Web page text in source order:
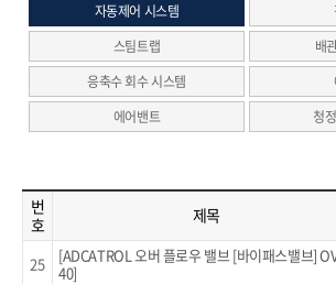
자동제어 시스템
스팀트랩
배
응축수 회수 시스템
에어밴트
청
번
호
제목
25
[ADCATROL 오버 플로우 밸브 [바이패스밸브]
40]